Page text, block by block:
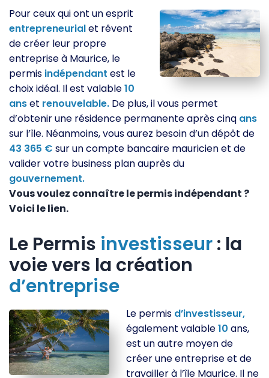
Pour ceux qui ont un esprit
entrepreneurialet rêvent
de créer leur propre
entreprise à Maurice, le
permis indépendant est le
choix idéal. Il est valable10
anset renouvelable. De plus, il vous permet
d’obtenir une résidence permanente après cinq ans
sur l’île. Néanmoins, vous aurez besoin d’un dépôt de
43 365 € sur un compte bancaire mauricien et de
valider votre business plan auprès du
gouvernement.
Vous voulez connaître le permis indépendant ?
Voici le lien.
Le Permis investisseur: la
voie vers la création
d’entreprise
Le permis d’investisseur,
également valable10 ans,
est un autre moyen de
créer une entreprise et de
travailler à l’île Maurice. Il ne